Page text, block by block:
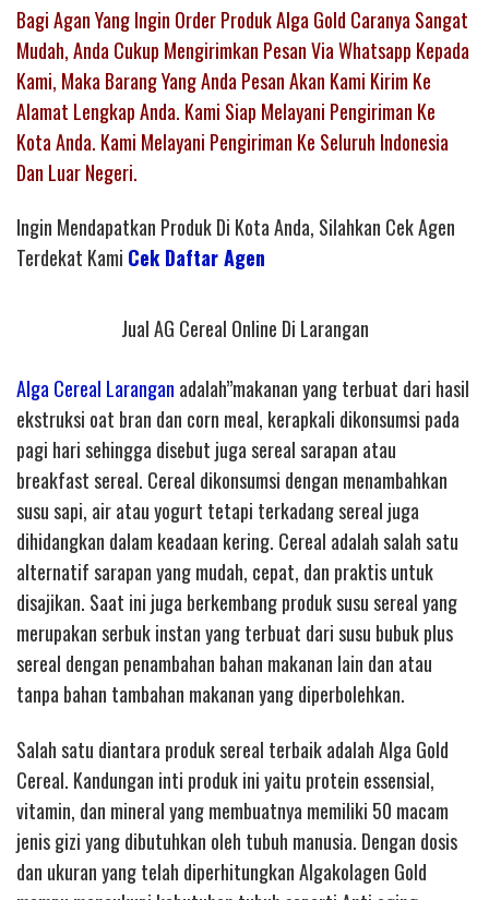
Bagi Agan Yang Ingin Order Produk Alga Gold Caranya Sangat
Mudah, Anda Cukup Mengirimkan Pesan Via Whatsapp Kepada
Kami, Maka Barang Yang Anda Pesan Akan Kami Kirim Ke
Alamat Lengkap Anda. Kami Siap Melayani Pengiriman Ke
Kota Anda. Kami Melayani Pengiriman Ke Seluruh Indonesia
Dan Luar Negeri.
Ingin Mendapatkan Produk Di Kota Anda, Silahkan Cek Agen
Terdekat Kami Cek Daftar Agen
Jual AG Cereal Online Di Larangan
Alga Cereal Larangan adalah”makanan yang terbuat dari hasil
ekstruksi oat bran dan corn meal, kerapkali dikonsumsi pada
pagi hari sehingga disebut juga sereal sarapan atau
breakfast sereal. Cereal dikonsumsi dengan menambahkan
susu sapi, air atau yogurt tetapi terkadang sereal juga
dihidangkan dalam keadaan kering. Cereal adalah salah satu
alternatif sarapan yang mudah, cepat, dan praktis untuk
disajikan. Saat ini juga berkembang produk susu sereal yang
merupakan serbuk instan yang terbuat dari susu bubuk plus
sereal dengan penambahan bahan makanan lain dan atau
tanpa bahan tambahan makanan yang diperbolehkan.
Salah satu diantara produk sereal terbaik adalah Alga Gold
Cereal. Kandungan inti produk ini yaitu protein essensial,
vitamin, dan mineral yang membuatnya memiliki 50 macam
jenis gizi yang dibutuhkan oleh tubuh manusia. Dengan dosis
dan ukuran yang telah diperhitungkan Algakolagen Gold